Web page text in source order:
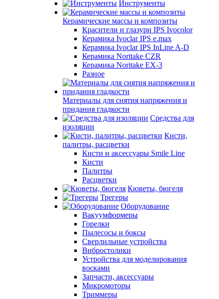
Инструменты
Керамические массы и композиты
Красители и глазури IPS Ivocolor
Керамика Ivoclar IPS e.max
Керамика Ivoclar IPS InLine A-D
Керамика Noritake CZR
Керамика Noritake EX-3
Разное
Материалы для снятия напряжения и
придания гладкости
Средства для
изоляции
Кисти,
палитры, расцветки
Кисти и аксессуары Smile Line
Кисти
Палитры
Расцветки
Кюветы, бюгеля
Трегеры
Оборудование
Вакуумформеры
Горелки
Пылесосы и боксы
Сверлильные устройства
Вибростолики
Устройства для моделирования
восками
Запчасти, аксессуары
Микромоторы
Триммеры